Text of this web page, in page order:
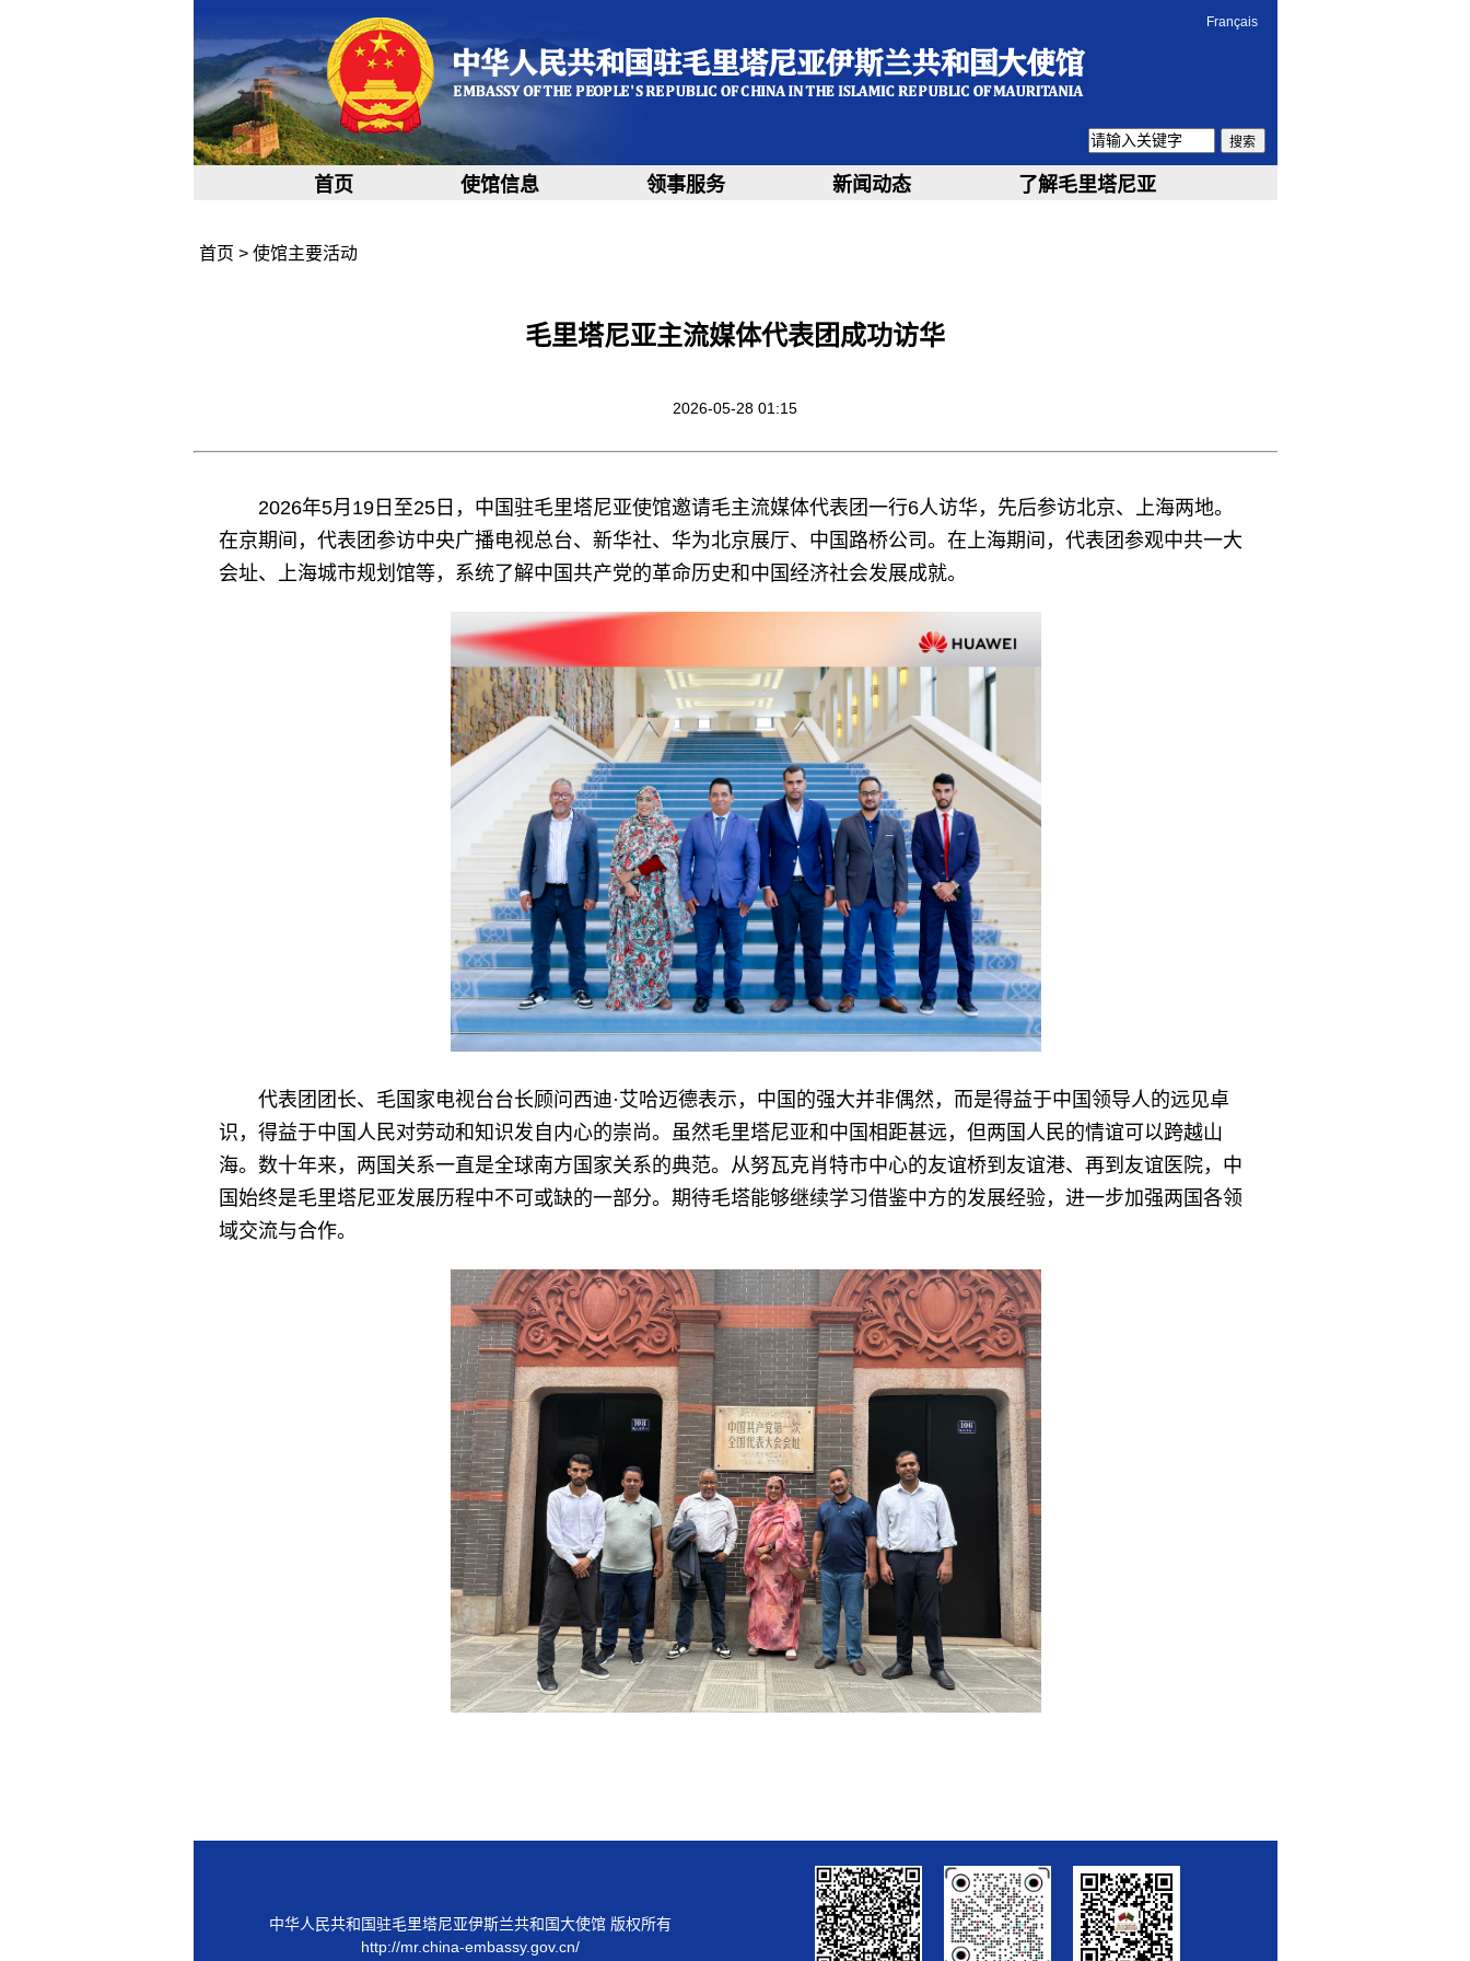
Français
搜索
首页 使馆信息 领事服务 新闻动态 了解毛里塔尼亚
首页 > 使馆主要活动
毛里塔尼亚主流媒体代表团成功访华
2026-05-28 01:15
2026年5月19日至25日，中国驻毛里塔尼亚使馆邀请毛主流媒体代表团一行6人访华，先后参访北京、上海两地。
在京期间，代表团参访中央广播电视总台、新华社、华为北京展厅、中国路桥公司。在上海期间，代表团参观中共一大
会址、上海城市规划馆等，系统了解中国共产党的革命历史和中国经济社会发展成就。
代表团团长、毛国家电视台台长顾问西迪·艾哈迈德表示，中国的强大并非偶然，而是得益于中国领导人的远见卓
识，得益于中国人民对劳动和知识发自内心的崇尚。虽然毛里塔尼亚和中国相距甚远，但两国人民的情谊可以跨越山
海。数十年来，两国关系一直是全球南方国家关系的典范。从努瓦克肖特市中心的友谊桥到友谊港、再到友谊医院，中
国始终是毛里塔尼亚发展历程中不可或缺的一部分。期待毛塔能够继续学习借鉴中方的发展经验，进一步加强两国各领
域交流与合作。
中华人民共和国驻毛里塔尼亚伊斯兰共和国大使馆 版权所有
http://mr.china-embassy.gov.cn/